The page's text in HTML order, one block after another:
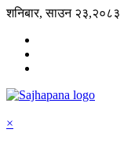
शनिबार, साउन २३,२०८३
×